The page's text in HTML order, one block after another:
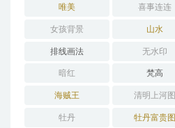
唯美 喜事连连
女孩背景 山水
排线画法 无水印
暗红 梵高
海贼王 清明上河图
牡丹 牡丹富贵图